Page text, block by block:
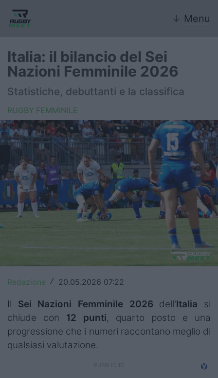
↓ Menu
Rugby Sevens
FIR
Internazionale
6 Nazioni
United Rugby Championship
Champions Cup
World Rugby
Rugby World Cup
Italia: il bilancio del Sei
Nazioni Femminile 2026
Statistiche, debuttanti e la classifica
RUGBY FEMMINILE
Redazione / 20.05.2026 07:22
Il Sei Nazioni Femminile 2026 dell'Italia si
chiude con 12 punti, quarto posto e una
progressione che i numeri raccontano meglio di
qualsiasi valutazione.